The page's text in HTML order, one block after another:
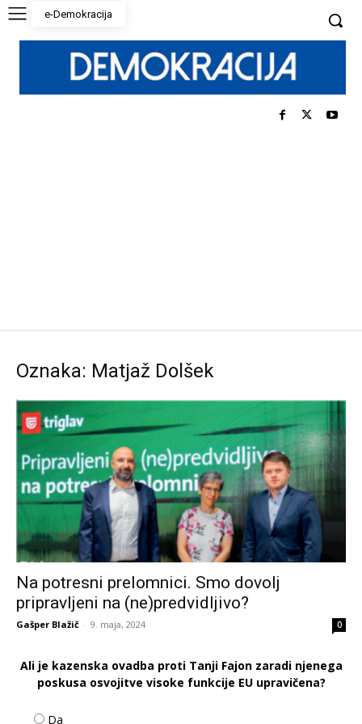
e-Demokracija
Oznaka: Matjaž Dolšek
Na potresni prelomnici. Smo dovolj
pripravljeni na (ne)predvidljivo?
Gašper Blažič - 9. maja, 2024 0
Ali je kazenska ovadba proti Tanji Fajon zaradi njenega
poskusa osvojitve visoke funkcije EU upravičena?
Da